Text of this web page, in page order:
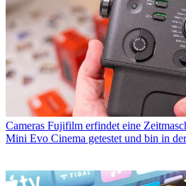
Cameras Fujifilm erfindet eine
Mini Evo Cinema getestet und bin in